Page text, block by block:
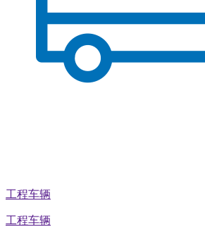
工程车辆
工程车辆